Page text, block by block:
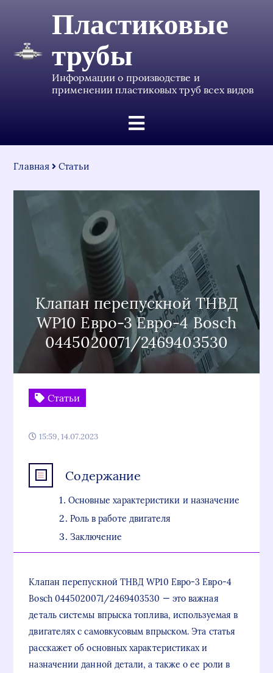
Пластиковые
трубы
Информации о производстве и
применении пластиковых труб всех видов
Главная Статьи
Клапан перепускной ТНВД
WP10 Евро-3 Евро-4 Bosch
0445020071/2469403530
Статьи
15:59, 14.07.2023
Содержание
Основные характеристики и назначение
Роль в работе двигателя
Заключение
Клапан перепускной ТНВД WP10 Евро-3 Евро-4
Bosch 0445020071/2469403530 — это важная
деталь системы впрыска топлива, используемая в
двигателях с самовкусовым впрыском. Эта статья
расскажет об основных характеристиках и
назначении данной детали, а также о ее роли в